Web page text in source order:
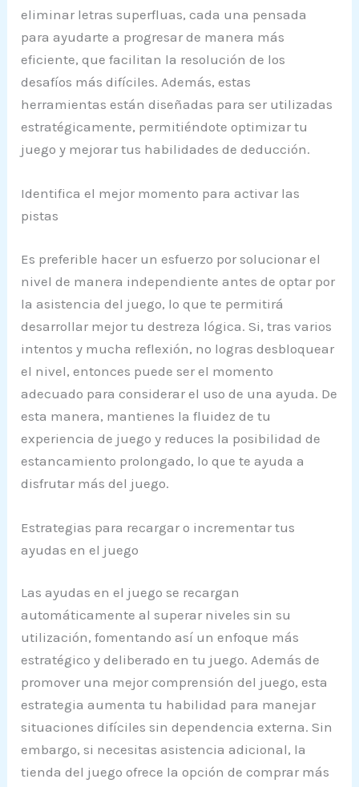
eliminar letras superfluas, cada una pensada
para ayudarte a progresar de manera más
eficiente, que facilitan la resolución de los
desafíos más difíciles. Además, estas
herramientas están diseñadas para ser utilizadas
estratégicamente, permitiéndote optimizar tu
juego y mejorar tus habilidades de deducción.
Identifica el mejor momento para activar las
pistas
Es preferible hacer un esfuerzo por solucionar el
nivel de manera independiente antes de optar por
la asistencia del juego, lo que te permitirá
desarrollar mejor tu destreza lógica. Si, tras varios
intentos y mucha reflexión, no logras desbloquear
el nivel, entonces puede ser el momento
adecuado para considerar el uso de una ayuda. De
esta manera, mantienes la fluidez de tu
experiencia de juego y reduces la posibilidad de
estancamiento prolongado, lo que te ayuda a
disfrutar más del juego.
Estrategias para recargar o incrementar tus
ayudas en el juego
Las ayudas en el juego se recargan
automáticamente al superar niveles sin su
utilización, fomentando así un enfoque más
estratégico y deliberado en tu juego. Además de
promover una mejor comprensión del juego, esta
estrategia aumenta tu habilidad para manejar
situaciones difíciles sin dependencia externa. Sin
embargo, si necesitas asistencia adicional, la
tienda del juego ofrece la opción de comprar más